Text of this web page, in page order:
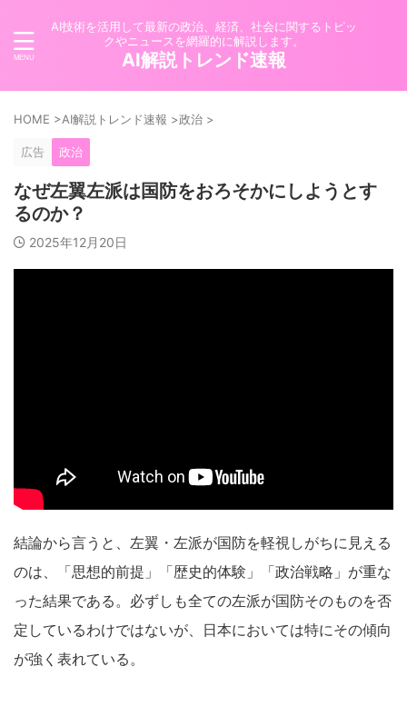
AI技術を活用して最新の政治、経済、社会に関するトピッ
クやニュースを網羅的に解説します。
AI解説トレンド速報
HOME >AI解説トレンド速報 >政治 >
広告 政治
なぜ左翼左派は国防をおろそかにしようとす
るのか？
2025年12月20日
結論から言うと、左翼・左派が国防を軽視しがちに見える
のは、「思想的前提」「歴史的体験」「政治戦略」が重な
った結果である。必ずしも全ての左派が国防そのものを否
定しているわけではないが、日本においては特にその傾向
が強く表れている。